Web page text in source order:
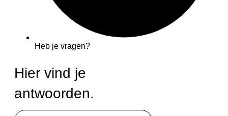
Heb je vragen?
Hier vind je
antwoorden.